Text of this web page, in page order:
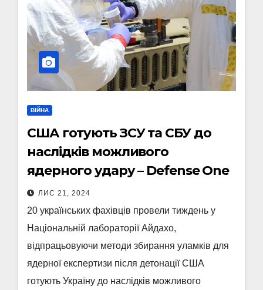
ВІЙНА
США готують ЗСУ та СБУ до
наслідків можливого
ядерного удару – Defense One
ЛИС 21, 2024
20 українських фахівців провели тиждень у
Національній лабораторії Айдахо,
відпрацьовуючи методи збирання уламків для
ядерної експертизи після детонації США
готують Україну до наслідків можливого